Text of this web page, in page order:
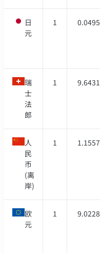
日
元
1 0.0495
瑞
士
法
郎
1 9.6431
人
民
币
(离
岸)
1 1.1557
欧
元
1 9.0228